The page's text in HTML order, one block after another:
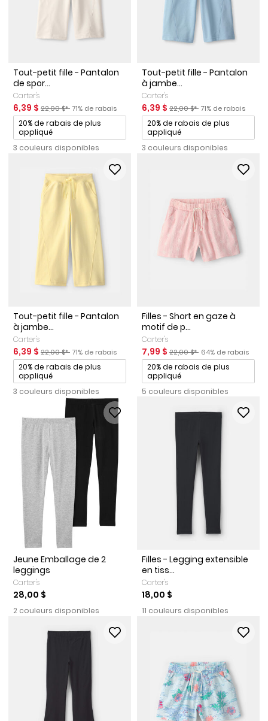
Tout-petit fille - Pantalon
de spor...
Carter's
Prix de solde
6,39 $ Prix ​​de détail suggéré par le fabricant
22,00 $* Pourcentage de rabais
71% de rabais
Promotions
20% de rabais de plus
appliqué
3 couleurs disponibles
Tout-petit fille - Pantalon
à jambe...
Carter's
Prix de solde
6,39 $ Prix ​​de détail suggéré par le
22,00 $* Pourcentage de
71% de rabais
Promotions
20% de rabais de plus
appliqué
3 couleurs disponibles
Tout-petit fille - Pantalon
à jambe...
Carter's
Prix de solde
6,39 $ Prix ​​de détail suggéré par le fabricant
22,00 $* Pourcentage de rabais
71% de rabais
Promotions
20% de rabais de plus
appliqué
3 couleurs disponibles
Filles - Short en gaze à
motif de p...
Carter's
Prix de solde
7,99 $ Prix ​​de détail suggéré par le
22,00 $* Pourcentage de
64% de rabais
Promotions
20% de rabais de plus
appliqué
5 couleurs disponibles
Jeune Emballage de 2
leggings
Carter's
28,00 $
2 couleurs disponibles
Filles - Legging extensible
en tiss...
Carter's
18,00 $
11 couleurs disponibles